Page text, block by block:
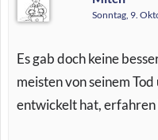
Sonntag, 9.
Es gab doch keine
meisten von seinem
entwickelt hat, erfahren